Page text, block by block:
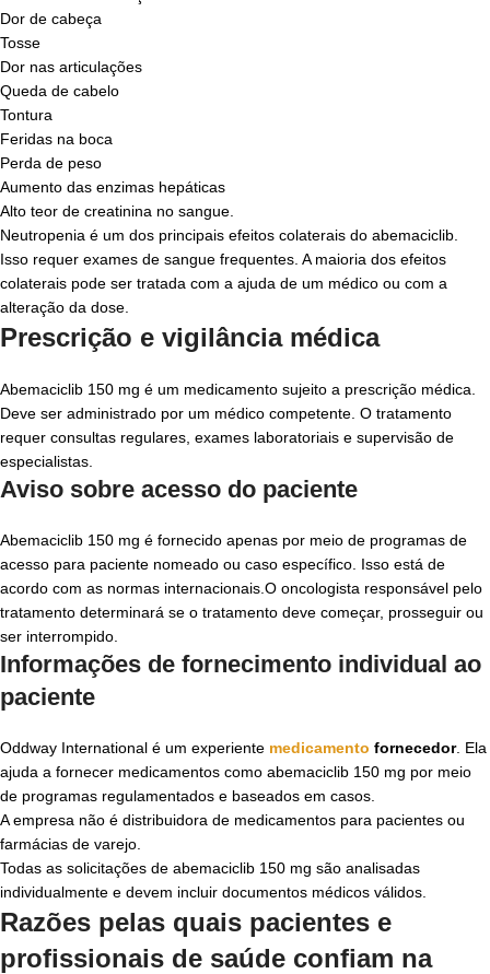
Dor de cabeça
Tosse
Dor nas articulações
Queda de cabelo
Tontura
Feridas na boca
Perda de peso
Aumento das enzimas hepáticas
Alto teor de creatinina no sangue.
Neutropenia é um dos principais efeitos colaterais do abemaciclib
Isso requer exames de sangue frequentes. A maioria dos efeitos
colaterais pode ser tratada com a ajuda de um médico ou com a
alteração da dose.
Prescrição e vigilância médica
Abemaciclib 150 mg é um medicamento sujeito a prescrição médica.
Deve ser administrado por um médico competente. O tratamento
requer consultas regulares, exames laboratoriais e supervisão de
especialistas.
Aviso sobre acesso do paciente
Abemaciclib 150 mg é fornecido apenas por meio de programas de
acesso para paciente nomeado ou caso específico. Isso está de
acordo com as normas internacionais. O oncologista responsável pelo
tratamento determinará se o tratamento deve começar, prosseguir ou
ser interrompido.
Informações de fornecimento individual ao
paciente
Oddway International é um experiente medicamento fornecedor. Ela
ajuda a fornecer medicamentos como abemaciclib 150 mg por meio
de programas regulamentados e baseados em casos.
A empresa não é distribuidora de medicamentos para pacientes ou
farmácias de varejo.
Todas as solicitações de abemaciclib 150 mg são analisadas
individualmente e devem incluir documentos médicos válidos.
Razões pelas quais pacientes e
profissionais de saúde confiam na